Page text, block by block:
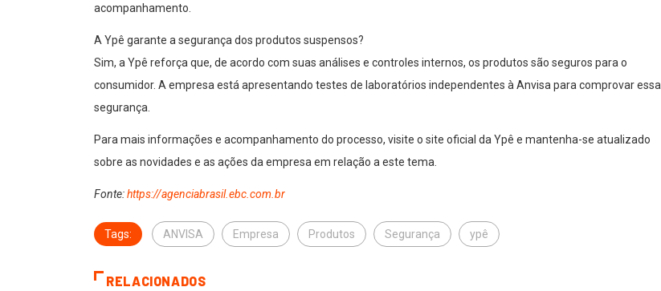
acompanhamento.
A Ypê garante a segurança dos produtos suspensos?
Sim, a Ypê reforça que, de acordo com suas análises e controles internos, os produtos são seguros para o
consumidor. A empresa está apresentando testes de laboratórios independentes à Anvisa para comprovar essa
segurança.
Para mais informações e acompanhamento do processo, visite o site oficial da Ypê e mantenha-se atualizado
sobre as novidades e as ações da empresa em relação a este tema.
Fonte:https://agenciabrasil.ebc.com.br
Tags: ANVISA Empresa Produtos Segurança ypê
RELACIONADOS